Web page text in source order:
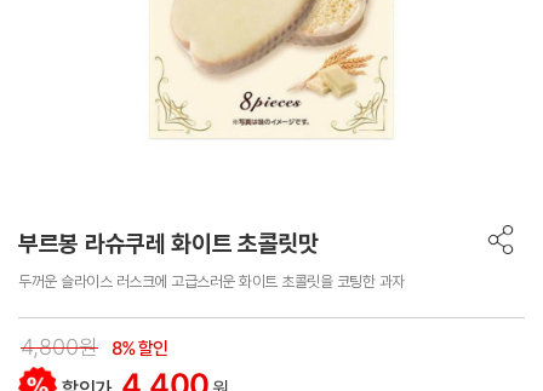
부르봉 라슈쿠레 화이트 초콜릿맛
두꺼운 슬라이스 러스크에 고급스러운 화이트 초콜릿을 코팅한 과자
4,800원 8% 할인